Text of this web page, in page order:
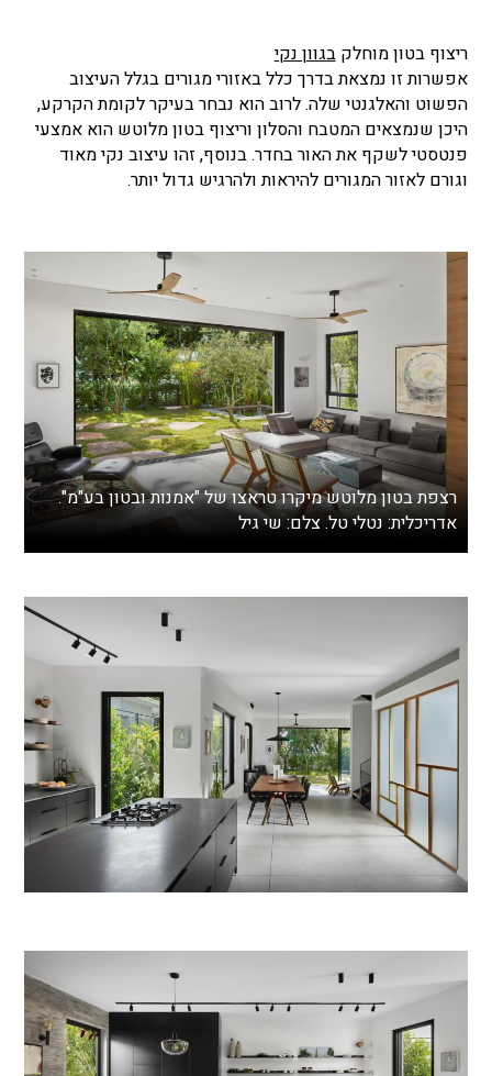
ריצוף בטון מוחלקבגוון נקי
אפשרות זו נמצאת בדרך כלל באזורי מגורים בגלל העיצוב
הפשוט והאלגנטי שלה. לרוב הוא נבחר בעיקר לקומת הקרקע,
היכן שנמצאים המטבח והסלון וריצוף בטון מלוטש הוא אמצעי
פנטסטי לשקף את האור בחדר. בנוסף, זהו עיצוב נקי מאוד
וגורם לאזור המגורים להיראות ולהרגיש גדול יותר.
רצפת בטון מלוטש מיקרו טראצו של "אמנות ובטון בע"מ".
אדריכלית: נטלי טל. צלם: שי גיל